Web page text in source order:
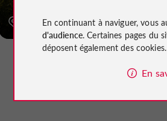
7,4 kmEn continuant à naviguer, vous
d'audience. Certaines pages du
déposent également des cookies.
En